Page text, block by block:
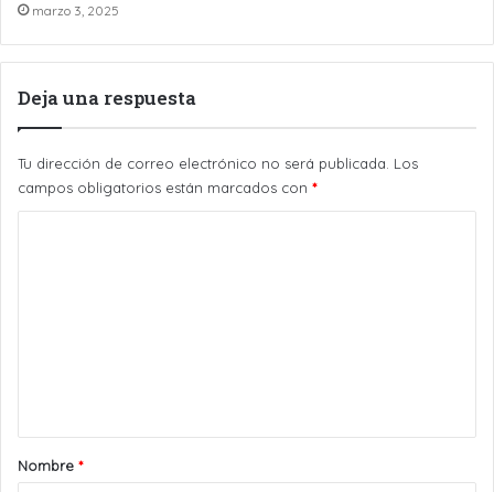
marzo 3, 2025
Deja una respuesta
Tu dirección de correo electrónico no será publicada. Los
campos obligatorios están marcados con *
rNombre *